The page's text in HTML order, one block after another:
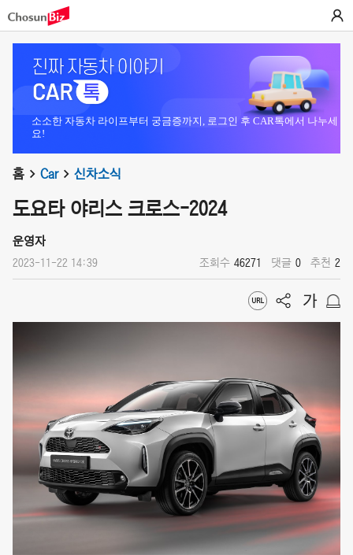
소소한 자동차 라이프부터 궁금증까지, 로그인 후 CAR톡에서 나누세
요!
홈 Car 신차소식
도요타 야리스 크로스-2024
운영자
2023-11-22 14:39 조회수 46271 댓글 0 추천 2